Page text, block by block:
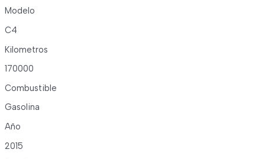
Modelo
C4
Kilometros
170000
Combustible
Gasolina
Año
2015